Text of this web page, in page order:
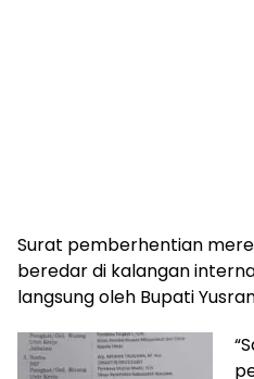
Surat pemberhentian
beredar di kalangan
langsung oleh Bupati